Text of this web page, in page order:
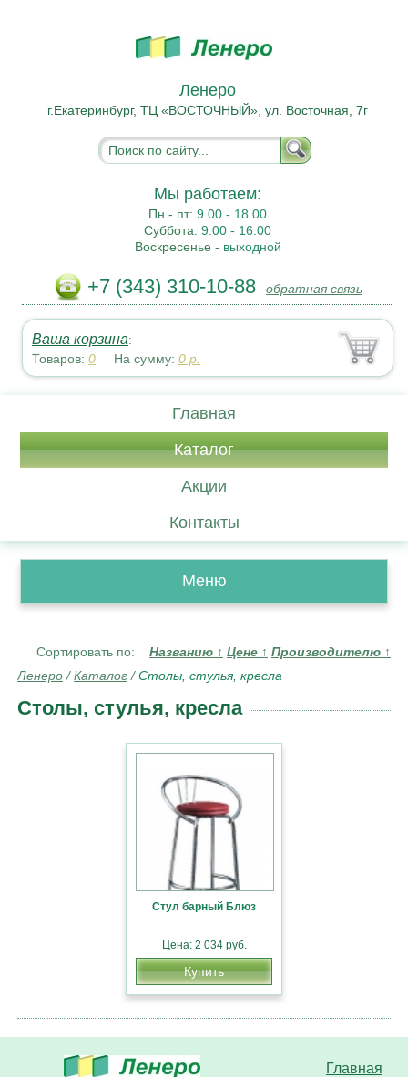
Ленеро
г.Екатеринбург, ТЦ «ВОСТОЧНЫЙ», ул. Восточная, 7г
Мы работаем:
Пн - пт:9.00 - 18.00
Суббота:9:00 - 16:00
Воскресенье - выходной
+7 (343) 310-10-88 обратная связь
Ваша корзина:
Товаров:0 На сумму:0 р.
Главная
Каталог
Акции
Контакты
Меню
Сортировать по: Названию ↑ Цене ↑ Производителю ↑
Ленеро /Каталог /Столы, стулья, кресла
Столы, стулья, кресла
Стул барный Блюз
Цена: 2 034 руб.
Купить
Главная